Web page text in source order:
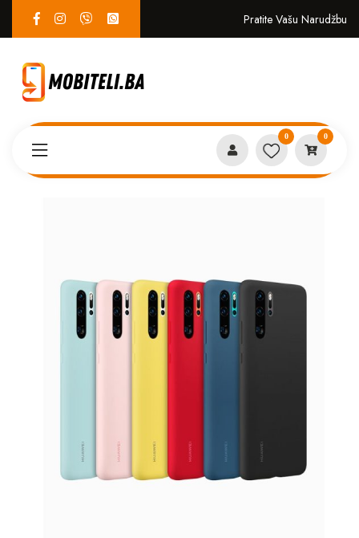
Pratite Vašu Narudžbu
0 0
Huawei P30 case crvena*